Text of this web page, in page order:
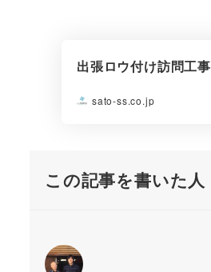
出張ロウ付け訪問工事
sato-ss.co.jp
この記事を書いた人